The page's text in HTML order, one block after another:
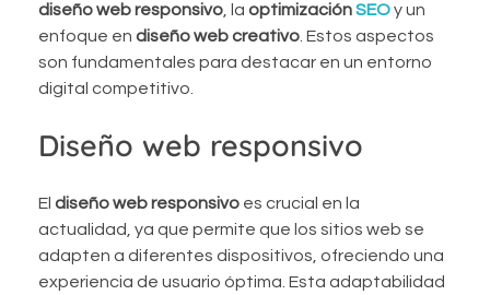
diseño web responsivo, la optimizaciónSEOy un
enfoque en diseño web creativo. Estos aspectos
son fundamentales para destacar en un entorno
digital competitivo.
Diseño web responsivo
El diseño web responsivo es crucial en la
actualidad, ya que permite que los sitios web se
adapten a diferentes dispositivos, ofreciendo una
experiencia de usuario óptima. Esta adaptabilidad